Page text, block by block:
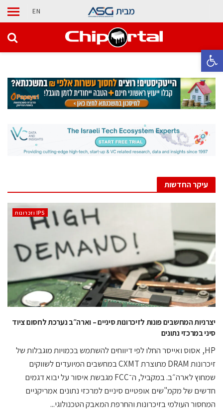
פתח סרגל נגישות
מבית EN
עיקר החדשות
יצרניות המחשבים פונות לזיכרונות סיניים – וארה״ב נערכת לחסום ציוד
סיני במרכזי נתונים
HP, אסוס ואייסר החלו לפי דיווחים להשתמש בכמויות מוגבלות של
זיכרונות DRAM מתוצרת CXMT במחשבים המיועדים לשווקים
שמחוץ לארה״ב. במקביל, ה־FCC מגבשת איסור על יבוא דגמים
חדשים של מקמ"שים אופטיים סיניים למרכזי נתונים אמריקניים
המחסור העולמי בזיכרונות והחרפת המאבק הטכנולוגי...